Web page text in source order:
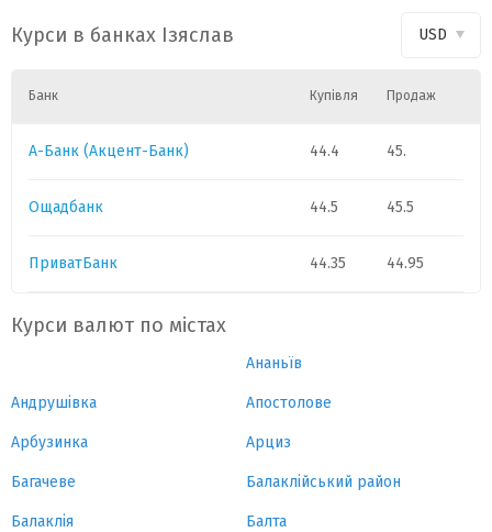
Курси в банках Ізяслав USD
Банк Купівля Продаж
А-Банк (Акцент-Банк) 44.4 45.
Ощадбанк 44.5 45.5
ПриватБанк 44.35 44.95
Курси валют по містах
Ананьїв
Андрушівка Апостолове
Арбузинка Арциз
Багачеве Балаклійський район
Балаклія Балта